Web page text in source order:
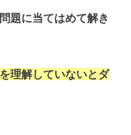
題に当てはめて解き
理解していないとダ